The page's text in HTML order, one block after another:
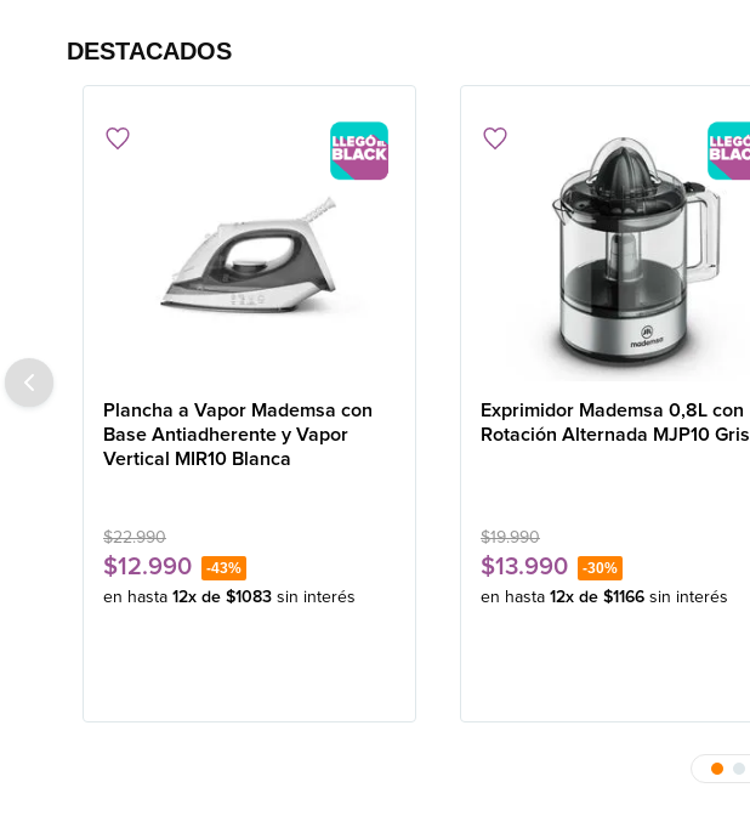
DESTACADOS
Plancha a Vapor Mademsa con
Base Antiadherente y Vapor
Vertical MIR10 Blanca
$22.990
$12.990 -43%
en hasta 12x de $1083 sin interés
Exprimidor Mademsa 0,8L con
Rotación Alternada MJP10 Gris
$19.990
$13.990 -30%
en hasta 12x de $1166 sin interés